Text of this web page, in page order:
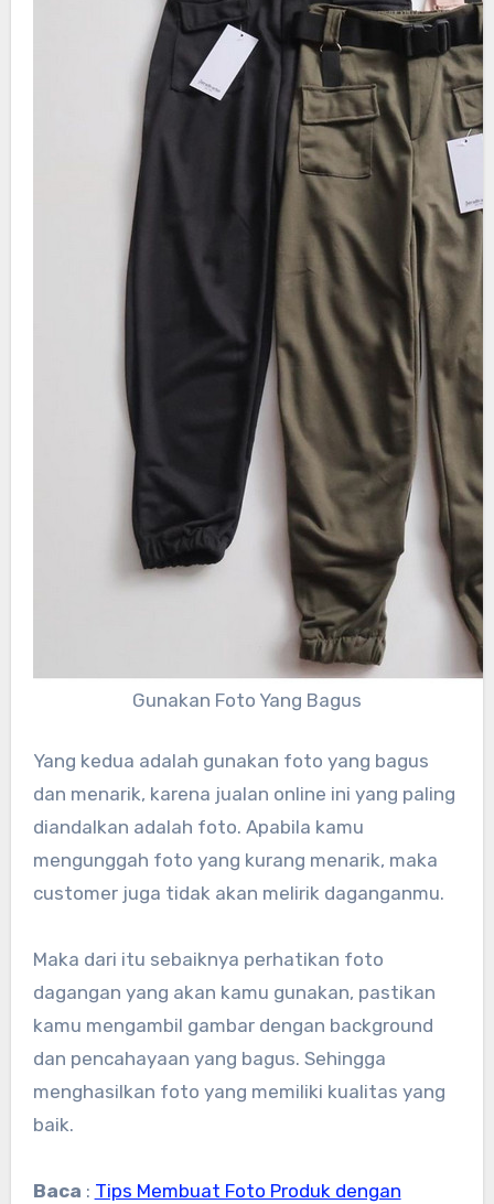
Gunakan Foto Yang Bagus
Yang kedua adalah gunakan foto yang bagus
dan menarik, karena jualan online ini yang paling
diandalkan adalah foto. Apabila kamu
mengunggah foto yang kurang menarik, maka
customer juga tidak akan melirik daganganmu.
Maka dari itu sebaiknya perhatikan foto
dagangan yang akan kamu gunakan, pastikan
kamu mengambil gambar dengan background
dan pencahayaan yang bagus. Sehingga
menghasilkan foto yang memiliki kualitas yang
baik.
Baca : Tips Membuat Foto Produk dengan